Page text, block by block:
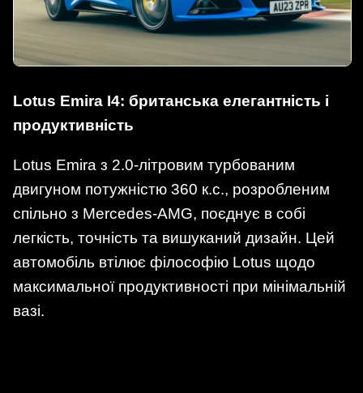
Lotus Emira I4: британська елегантність і
продуктивність
Lotus Emira з 2.0-літровим турбованим
двигуном потужністю 360 к.с., розробленим
спільно з Mercedes-AMG, поєднує в собі
легкість, точність та вишуканий дизайн. Цей
автомобіль втілює філософію Lotus щодо
максимальної продуктивності при мінімальній
вазі.